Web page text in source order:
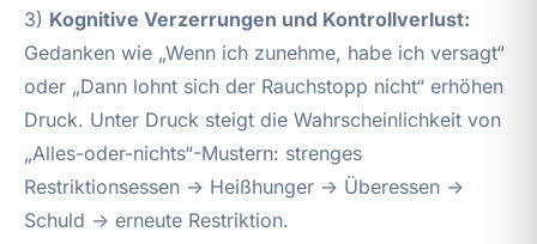
3) Kognitive Verzerrungen und Kontrollverlust:
Gedanken wie „Wenn ich zunehme, habe ich versagt“
oder „Dann lohnt sich der Rauchstopp nicht“ erhöhen
Druck. Unter Druck steigt die Wahrscheinlichkeit von
„Alles-oder-nichts“-Mustern: strenges
Restriktionsessen → Heißhunger → Überessen →
Schuld → erneute Restriktion.